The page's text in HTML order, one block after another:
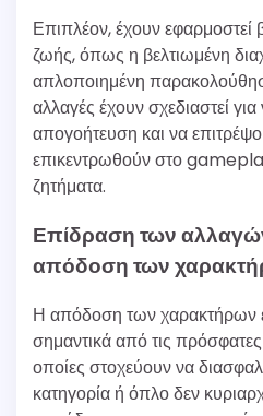
Επιπλέον, έχουν εφαρμοστεί
ζωής, όπως η βελτιωμένη
απλοποιημένη
αλλαγές έχουν σχεδιαστεί
απογοήτευση και να
επικεντρωθούν στο gameplay
ζητήματα.
Επίδραση των
απόδοση των
Η απόδοση των χαρακτήρων
σημαντικά από τις
οποίες στοχεύουν να
κατηγορία ή όπλο δεν